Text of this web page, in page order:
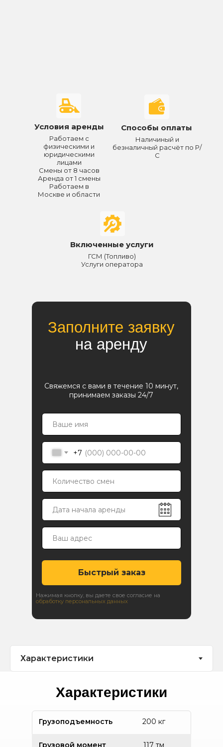
Условия аренды
Работаем с
физическими и
юридическими
лицами
Смены от 8 часов
Аренда от 1 смены
Работаем в
Москве и области
Наличиный и
безналичный расчёт по Р/
С
Способы оплаты
Включенные услуги
ГСМ (Топливо)
Услуги оператора
Заполните заявку
на аренду
Свяжемся с вами в течение 10 минут,
принимаем заказы 24/7
Быстрый заказ
+7
Нажимая кнопку, вы даете свое согласие на
обработку персональных данных
Характеристики
Грузовой момент 117 тм
Грузоподъемность 200 кг